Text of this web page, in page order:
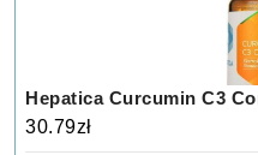
Hepatica Curcumin C3
30.79zł